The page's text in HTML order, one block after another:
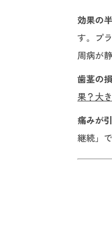
効果の
す。プ
周病が
歯茎の
果？大
痛みが
継続」